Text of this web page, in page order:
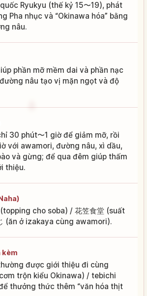
Ryukyu (thế kỷ 15〜19), phát
Pha nhục và “Okinawa hóa” bằng
nâu.
phần mỡ mềm dai và phần nạc
nâu tạo vị mặn ngọt và độ
30 phút〜1 giờ để giảm mỡ, rồi
với awamori, đường nâu, xì dầu,
và gừng; để qua đêm giúp thấm
thiệu.
cho soba) / 花笠食堂 (suất
(ăn ở izakaya cùng awamori).
kèm
được giới thiệu đi cùng
trộn kiểu Okinawa) / tebichi
thưởng thức thêm “văn hóa thịt